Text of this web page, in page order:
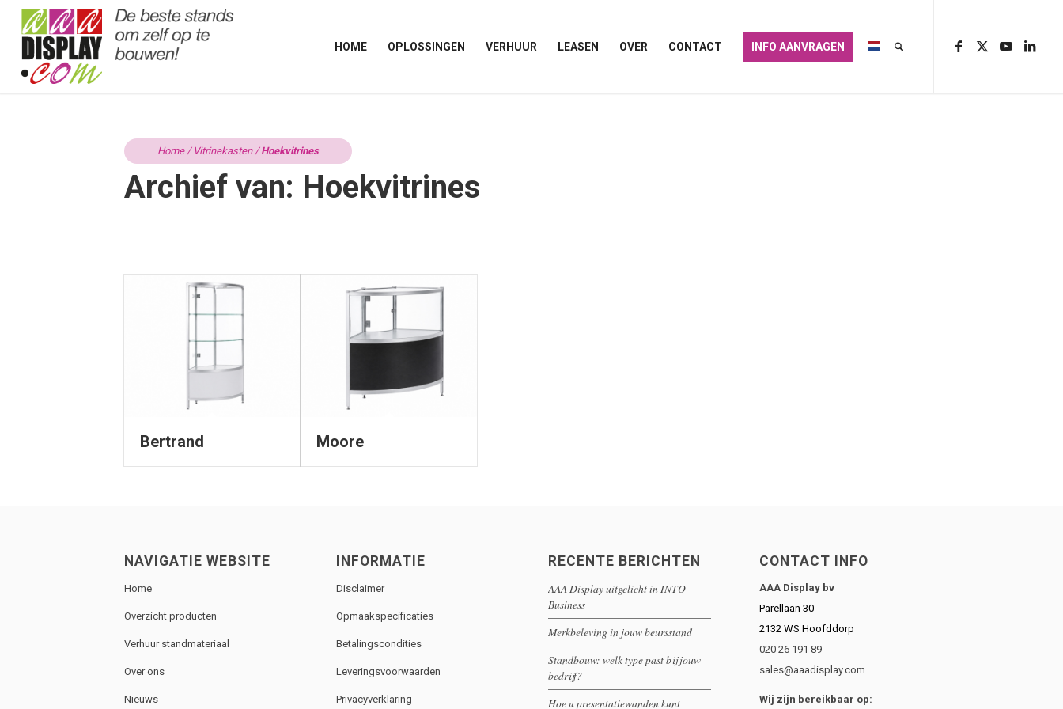
HOME OPLOSSINGEN VERHUUR LEASEN OVER CONTACT INFO AANVRAGEN
Home/ Vitrinekasten/Hoekvitrines
Archief van: Hoekvitrines
Bertrand Moore
NAVIGATIE WEBSITE
Home
Overzicht producten
Verhuur standmateriaal
Over ons
Nieuws
INFORMATIE
Disclaimer
Opmaakspecificaties
Betalingscondities
Leveringsvoorwaarden
Privacyverklaring
RECENTE BERICHTEN
AAA Display uitgelicht in INTO
Business
Merkbeleving in jouw beursstand
Standbouw: welk type past bij jouw
bedrijf?
Hoe u presentatiewanden kunt
CONTACT INFO
AAA Display bv
Parellaan 30
2132 WS Hoofddorp
020 26 191 89
sales@aaadisplay.com
Wij zijn bereikbaar op: